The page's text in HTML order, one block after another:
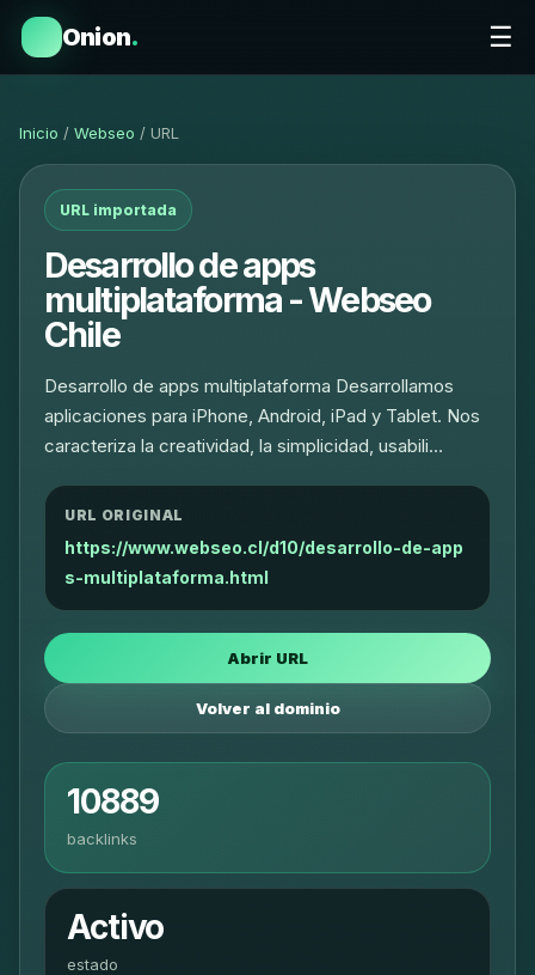
Onion. ☰
Inicio / Webseo / URL
URL importada
Desarrollo de apps
multiplataforma - Webseo
Chile
Desarrollo de apps multiplataforma Desarrollamos
aplicaciones para iPhone, Android, iPad y Tablet. Nos
caracteriza la creatividad, la simplicidad, usabili…
URL ORIGINAL
https://www.webseo.cl/d10/desarrollo-de-app
s-multiplataforma.html
Abrir URL
Volver al dominio
10889
backlinks
Activo
estado